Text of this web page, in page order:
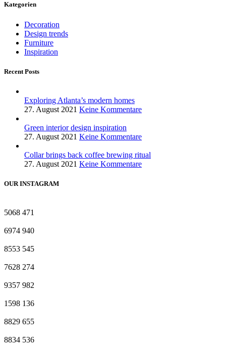
Kategorien
Decoration
Design trends
Furniture
Inspiration
Recent Posts
Exploring Atlanta’s modern homes
27. August 2021 Keine Kommentare
Green interior design inspiration
27. August 2021 Keine Kommentare
Collar brings back coffee brewing ritual
27. August 2021 Keine Kommentare
OUR INSTAGRAM
5068 471
6974 940
8553 545
7628 274
9357 982
1598 136
8829 655
8834 536